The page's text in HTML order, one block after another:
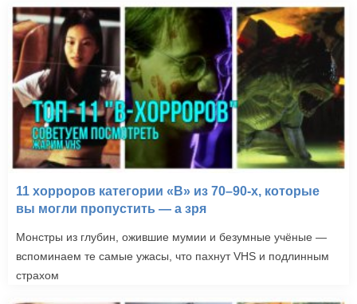
11 хорроров категории «B» из 70–90-х, которые
вы могли пропустить — а зря
Монстры из глубин, ожившие мумии и безумные учёные —
вспоминаем те самые ужасы, что пахнут VHS и подлинным
страхом